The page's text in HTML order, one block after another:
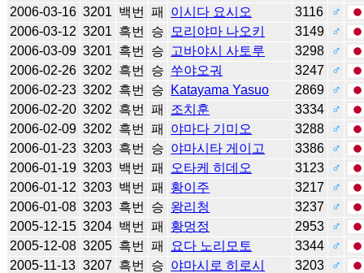
2006-03-16 3201 백번 패 이시다 요시오 3116
♂
2006-03-12 3201 흑번 승 모리야마 나오키 3149
♂
2006-03-09 3201 흑번 승 고바야시 사토루 3298
♂
2006-02-26 3202 흑번 승 쑤야오궈 3247
♂
2006-02-23 3202 흑번 승 Katayama Yasuo 2869
♂
2006-02-20 3202 흑번 패 조치훈 3334
♂
2006-02-09 3202 흑번 패 야마다 기미오 3288
♂
2006-01-23 3203 흑번 승 야마시타 게이고 3386
♂
2006-01-19 3203 백번 패 오타케 히데오 3123
♂
2006-01-12 3203 백번 패 황이주 3217
♂
2006-01-08 3203 흑번 승 왕리청 3237
♂
2005-12-15 3204 백번 패 황멍정 2953
♂
2005-12-08 3205 흑번 패 요다 노리모토 3344
♂
2005-11-13 3207 흑번 승 야마시로 히로시 3203
♂